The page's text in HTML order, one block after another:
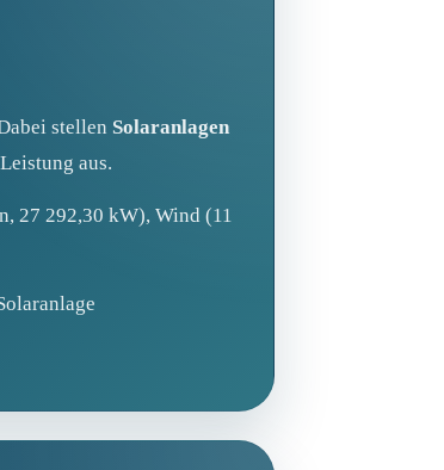
stellen Solaranlagen
aus.
27 292,30 kW), Wind (11